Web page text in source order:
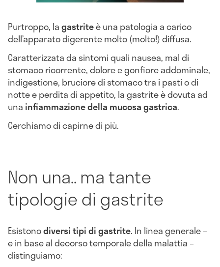
Purtroppo, lagastriteè una patologia a carico
dell’apparato digerente molto (molto!) diffusa.
Caratterizzata da sintomi quali nausea, mal di
stomaco ricorrente, dolore e gonfiore addominale,
indigestione, bruciore di stomaco tra i pasti o di
notte e perdita di appetito, la gastrite è dovuta ad
una infiammazione della mucosa gastrica.
Cerchiamo di capirne di più.
Non una.. ma tante
tipologie di gastrite
Esistonodiversi tipi di gastrite. In linea generale –
e in base al decorso temporale della malattia –
distinguiamo: